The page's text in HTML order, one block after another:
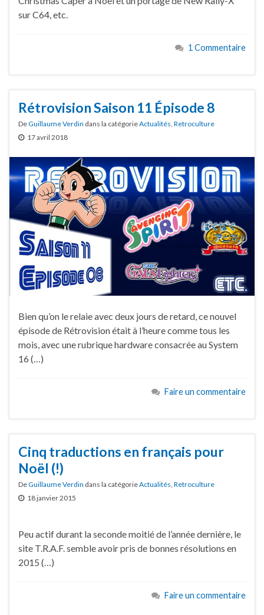
sur C64, etc.
1 Commentaire
Rétrovision Saison 11 Épisode 8
DeGuillaume Verdin dans la catégorieActualités, Retroculture
17 avril 2018
Bien qu’on le relaie avec deux jours de retard, ce nouvel
épisode de Rétrovision était à l’heure comme tous les
mois, avec une rubrique hardware consacrée au System
16 (…)
Faire un commentaire
Cinq traductions en français pour
Noël (!)
DeGuillaume Verdin dans la catégorieActualités Retroculture
18 janvier 2015
Peu actif durant la seconde moitié de l’année dernière, le
site T.R.A.F. semble avoir pris de bonnes résolutions en
2015 (…)
Faire un commentaire